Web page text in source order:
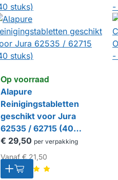
Op voorraad
Alapure
Reinigingstabletten
geschikt voor Jura
62535 / 62715 (40
stuks)
€ 29,50 per verpakking
Vanaf€ 21,50